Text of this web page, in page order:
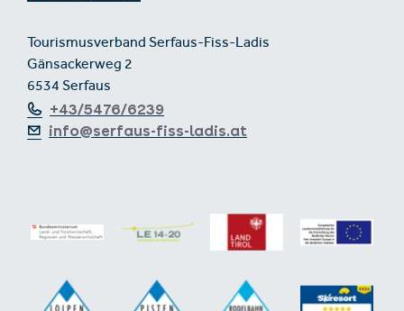
Tourismusverband Serfaus-Fiss-Ladis
Gänsackerweg 2
6534 Serfaus
+43/5476/6239
info@serfaus-fiss-ladis.at